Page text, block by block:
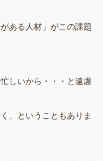
ある人材」がこの課題
しいから・・・と遠慮
、ということもありま